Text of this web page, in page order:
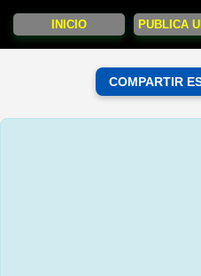
INICIO PUBLICA
COMPARTIR